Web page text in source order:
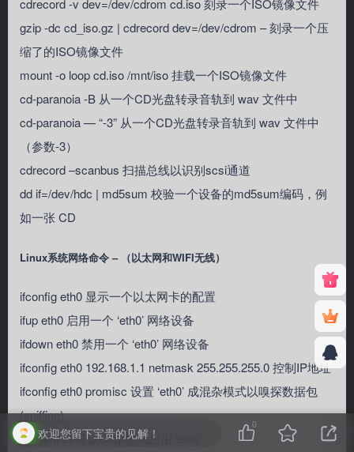
cdrecord -v dev=/dev/cdrom cd.iso 刻录一个ISO镜像文件
gzip -dc cd_iso.gz | cdrecord dev=/dev/cdrom – 刻录一个压
缩了的ISO镜像文件
mount -o loop cd.iso /mnt/iso 挂载一个ISO镜像文件
cd-paranoia -B 从一个CD光盘转录音轨到 wav 文件中
cd-paranoia — “-3” 从一个CD光盘转录音轨到 wav 文件中
（参数-3）
cdrecord –scanbus 扫描总线以识别scsi通道
dd if=/dev/hdc | md5sum 校验一个设备的md5sum编码，例
如一张 CD
Linux系统网络命令 – （以太网和WIFI无线）
ifconfig eth0 显示一个以太网卡的配置
ifup eth0 启用一个 ‘eth0’ 网络设备
ifdown eth0 禁用一个 ‘eth0’ 网络设备
ifconfig eth0 192.168.1.1 netmask 255.255.255.0 控制IP地址
ifconfig eth0 promisc 设置 ‘eth0’ 成混杂模式以嗅探数据包
(sniffing)
dhclient eth0 以dhcp模式启用 ‘eth0’
欢迎您留下宝贵的见解！
0